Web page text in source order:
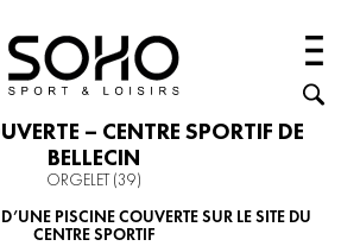
– CENTRE SPORTIF DE
BELLECIN
ORGELET (39)
PISCINE COUVERTE SUR LE SITE DU
CENTRE SPORTIF